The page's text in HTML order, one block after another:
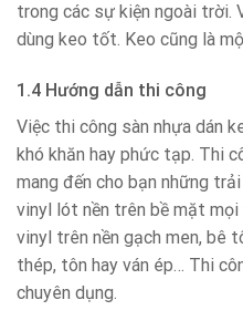
trong các sự kiện ngoài trời.
dùng keo tốt. Keo cũng là
1.4 Hướng dẫn thi công
Việc thi công sàn nhựa dán
khó khăn hay phức tạp. Thi
mang đến cho bạn những
vinyl lót nền trên bề mặt
vinyl trên nền gạch men, bê
thép, tôn hay ván ép… Thi
chuyên dụng.